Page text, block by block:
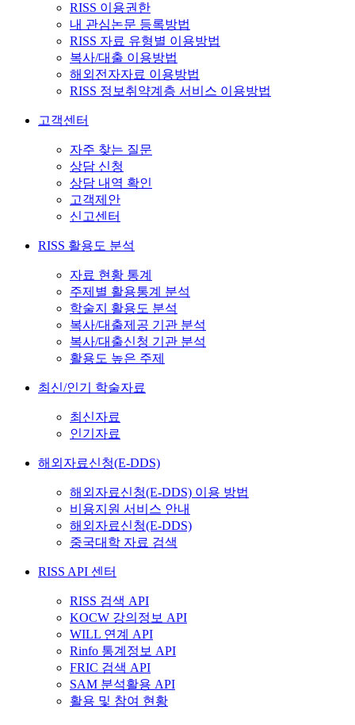
RISS 이용권한
내 관심논문 등록방법
RISS 자료 유형별 이용방법
복사/대출 이용방법
해외전자자료 이용방법
RISS 정보취약계층 서비스 이용방법
고객센터
자주 찾는 질문
상담 신청
상담 내역 확인
고객제안
신고센터
RISS 활용도 분석
자료 현황 통계
주제별 활용통계 분석
학술지 활용도 분석
복사/대출제공 기관 분석
복사/대출신청 기관 분석
활용도 높은 주제
최신/인기 학술자료
최신자료
인기자료
해외자료신청(E-DDS)
해외자료신청(E-DDS) 이용 방법
비용지원 서비스 안내
해외자료신청(E-DDS)
중국대학 자료 검색
RISS API 센터
RISS 검색 API
KOCW 강의정보 API
WILL 연계 API
Rinfo 통계정보 API
FRIC 검색 API
SAM 분석활용 API
활용 및 참여 현황